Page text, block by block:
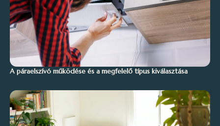
A páraelszívó működése és a megfelelő típus kiválasztása